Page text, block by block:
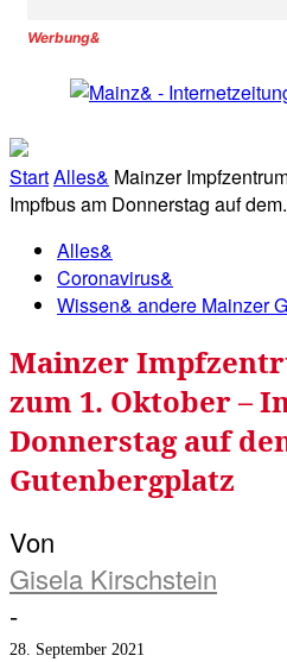
Werbung&
StartAlles& Mainzer
Impfbus am Donnerstag auf
Alles&
Coronavirus&
Wissen& andere Mainzer
Mainzer
zum 1. Oktober –
Donnerstag auf
Gutenbergplatz
Von
Gisela Kirschstein
-
28. September 2021